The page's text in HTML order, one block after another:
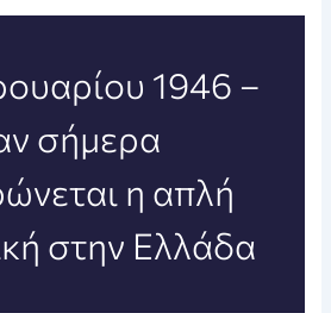
1946 –
σήμερα
η απλή
στην Ελλάδα